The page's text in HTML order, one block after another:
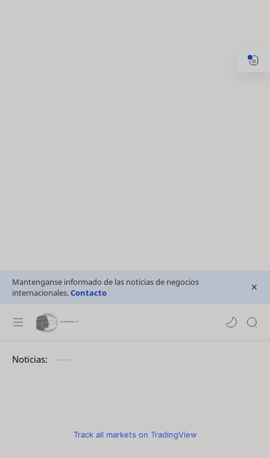
Mantenganse informado de las noticias de negocios
internacionales.Contacto
Noticias:
Track all markets on TradingView